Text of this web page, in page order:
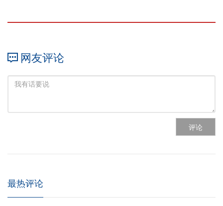
网友评论
评论
最热评论